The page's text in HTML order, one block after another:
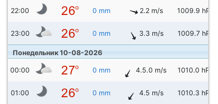
22:00 0 mm 2.2 m/s 1009.9 hPa
23:00 0 mm 3.3 m/s 1009.7 hPa
Понедельник 10-08-2026
00:00 0 mm 4.5.0 m/s 1010.0 hPa
01:00 0 mm 4.5 m/s 1010.3 hPa